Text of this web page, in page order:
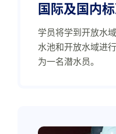
国际及国内
学员将学到开放水
水池和开放水域进
为一名潜水员。